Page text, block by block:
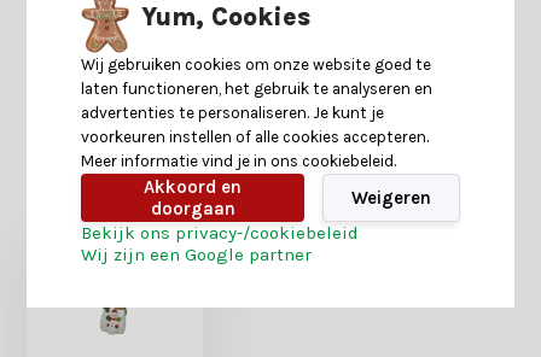
Reviews
Heb je nog interesse in deze recent bekeken
Yum, Cookies
Wij gebruiken cookies om onze website goed te
laten functioneren, het gebruik te analyseren en
advertenties te personaliseren. Je kunt je
voorkeuren instellen of alle cookies accepteren.
Meer informatie vind je in ons cookiebeleid.
Akkoord en
doorgaan
Weigeren
Bekijk ons privacy-/cookiebeleid
Wij zijn een Google partner